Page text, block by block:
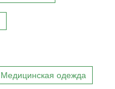
Медицинская одежда